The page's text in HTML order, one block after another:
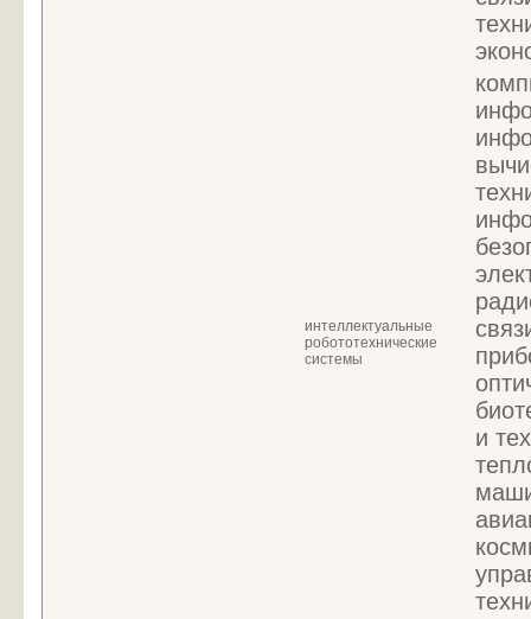
интеллектуальные
робототехнические
системы
и